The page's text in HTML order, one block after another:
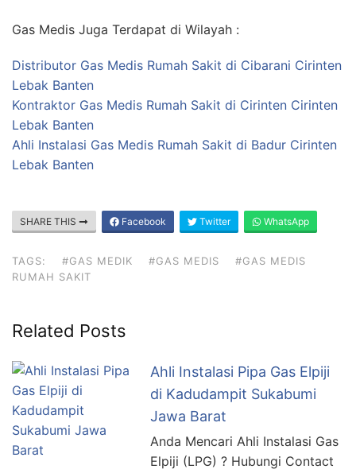
Gas Medis Juga Terdapat di Wilayah :
Distributor Gas Medis Rumah Sakit di Cibarani Cirinten
Lebak Banten
Kontraktor Gas Medis Rumah Sakit di Cirinten Cirinten
Lebak Banten
Ahli Instalasi Gas Medis Rumah Sakit di Badur Cirinten
Lebak Banten
SHARE THIS Facebook Twitter WhatsApp
TAGS: #GAS MEDIK #GAS MEDIS
#GAS MEDIS
RUMAH SAKIT
Related Posts
Ahli Instalasi Pipa Gas Elpiji
di Kadudampit Sukabumi
Jawa Barat
Anda Mencari Ahli Instalasi Gas
Elpiji (LPG) ? Hubungi Contact